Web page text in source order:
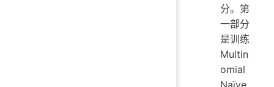
分。第
一部分
是训练
Multin
omial
Naïve